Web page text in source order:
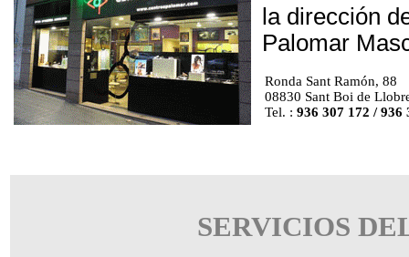
la dirección
Palomar
Ronda Sant Ramón, 88
08830 Sant Boi de
Tel. : 936 307 172 / 936
SERVICIOS